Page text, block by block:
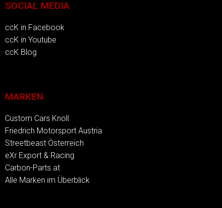
SOCIAL MEDIA
ccK in Facebook
ccK in Youtube
ccK Blog
MARKEN
Custom Cars Knoll
Friedrich Motorsport Austria
Streetbeast Österreich
eXr Export & Racing
Carbon-Parts.at
Alle Marken im Überblick